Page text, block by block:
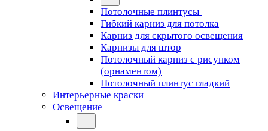
Потолочные плинтусы
Гибкий карниз для потолка
Карниз для скрытого освещения
Карнизы для штор
Потолочный карниз с рисунком
(орнаментом)
Потолочный плинтус гладкий
Интерьерные краски
Освещение